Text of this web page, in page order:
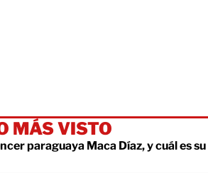
MÁS VISTO
paraguaya Maca Díaz, y cuál es su